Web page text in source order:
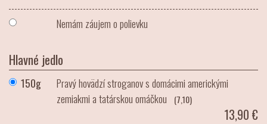
Nemám záujem o polievku
Hlavné jedlo
150g
Pravý hovädzí stroganov s domácimi americkými
zemiakmi a tatárskou omáčkou
(7,10)
13,90 €